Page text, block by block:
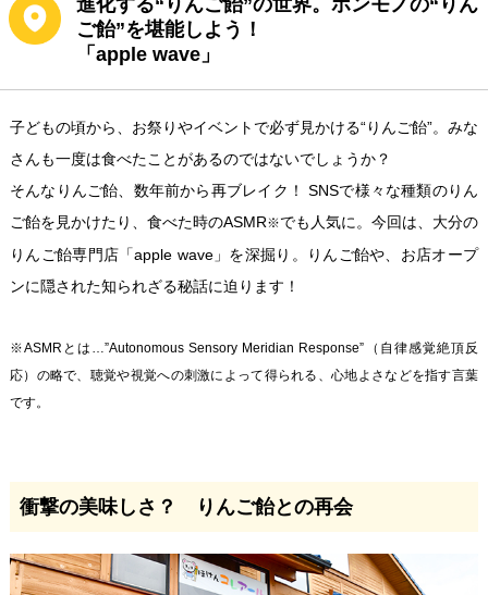
進化する“りんご飴”の世界。ホンモノの“りん
ご飴”を堪能しよう！
「apple wave」
子どもの頃から、お祭りやイベントで必ず見かける“りんご飴”。みな
さんも一度は食べたことがあるのではないでしょうか？
そんなりんご飴、数年前から再ブレイク！ SNSで様々な種類のりん
ご飴を見かけたり、食べた時のASMR※でも人気に。今回は、大分の
りんご飴専門店「apple wave」を深掘り。りんご飴や、お店オープ
ンに隠された知られざる秘話に迫ります！
※ASMRとは…”Autonomous Sensory Meridian Response”（自律感覚絶頂反
応）の略で、聴覚や視覚への刺激によって得られる、心地よさなどを指す言葉
です。
衝撃の美味しさ？ りんご飴との再会